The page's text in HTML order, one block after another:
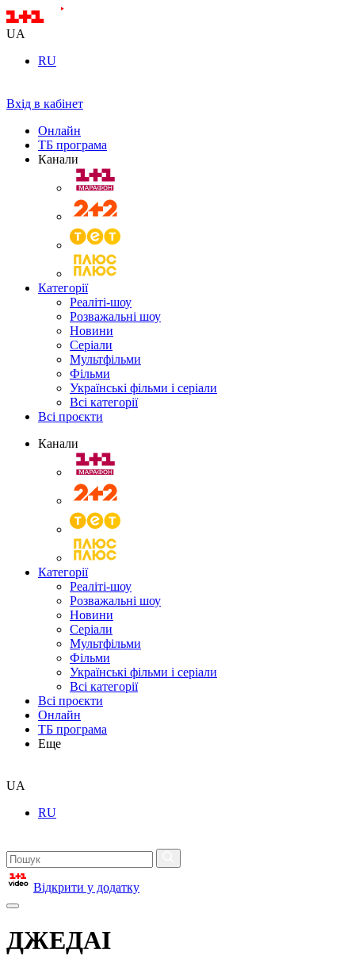
UA
RU
Вхід в кабінет
Онлайн
ТБ програма
Канали
Категорії
Реаліті-шоу
Розважальні шоу
Новини
Серіали
Мультфільми
Фільми
Українські фільми і серіали
Всі категорії
Всі проєкти
Канали
Категорії
Реаліті-шоу
Розважальні шоу
Новини
Серіали
Мультфільми
Фільми
Українські фільми і серіали
Всі категорії
Всі проєкти
Онлайн
ТБ програма
Еще
UA
RU
Відкрити у додатку
ДЖЕДАІ